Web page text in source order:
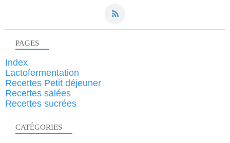
PAGES
Index
Lactofermentation
Recettes Petit déjeuner
Recettes salées
Recettes sucrées
CATÉGORIES